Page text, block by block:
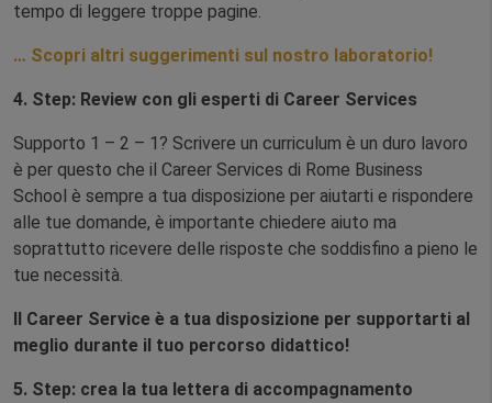
tempo di leggere troppe pagine.
… Scopri altri suggerimenti sul nostro laboratorio!
4. Step: Review con gli esperti di Career Services
Supporto 1 – 2 – 1? Scrivere un curriculum è un duro lavoro
è per questo che il Career Services di Rome Business
School è sempre a tua disposizione per aiutarti e rispondere
alle tue domande, è importante chiedere aiuto ma
soprattutto ricevere delle risposte che soddisfino a pieno le
tue necessità.
Il Career Service è a tua disposizione per supportarti al
meglio durante il tuo percorso didattico!
5. Step: crea la tua lettera di accompagnamento